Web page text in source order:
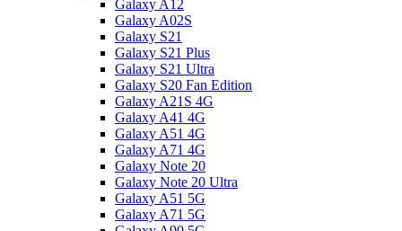
Galaxy A12
Galaxy A02S
Galaxy S21
Galaxy S21 Plus
Galaxy S21 Ultra
Galaxy S20 Fan Edition
Galaxy A21S 4G
Galaxy A41 4G
Galaxy A51 4G
Galaxy A71 4G
Galaxy Note 20
Galaxy Note 20 Ultra
Galaxy A51 5G
Galaxy A71 5G